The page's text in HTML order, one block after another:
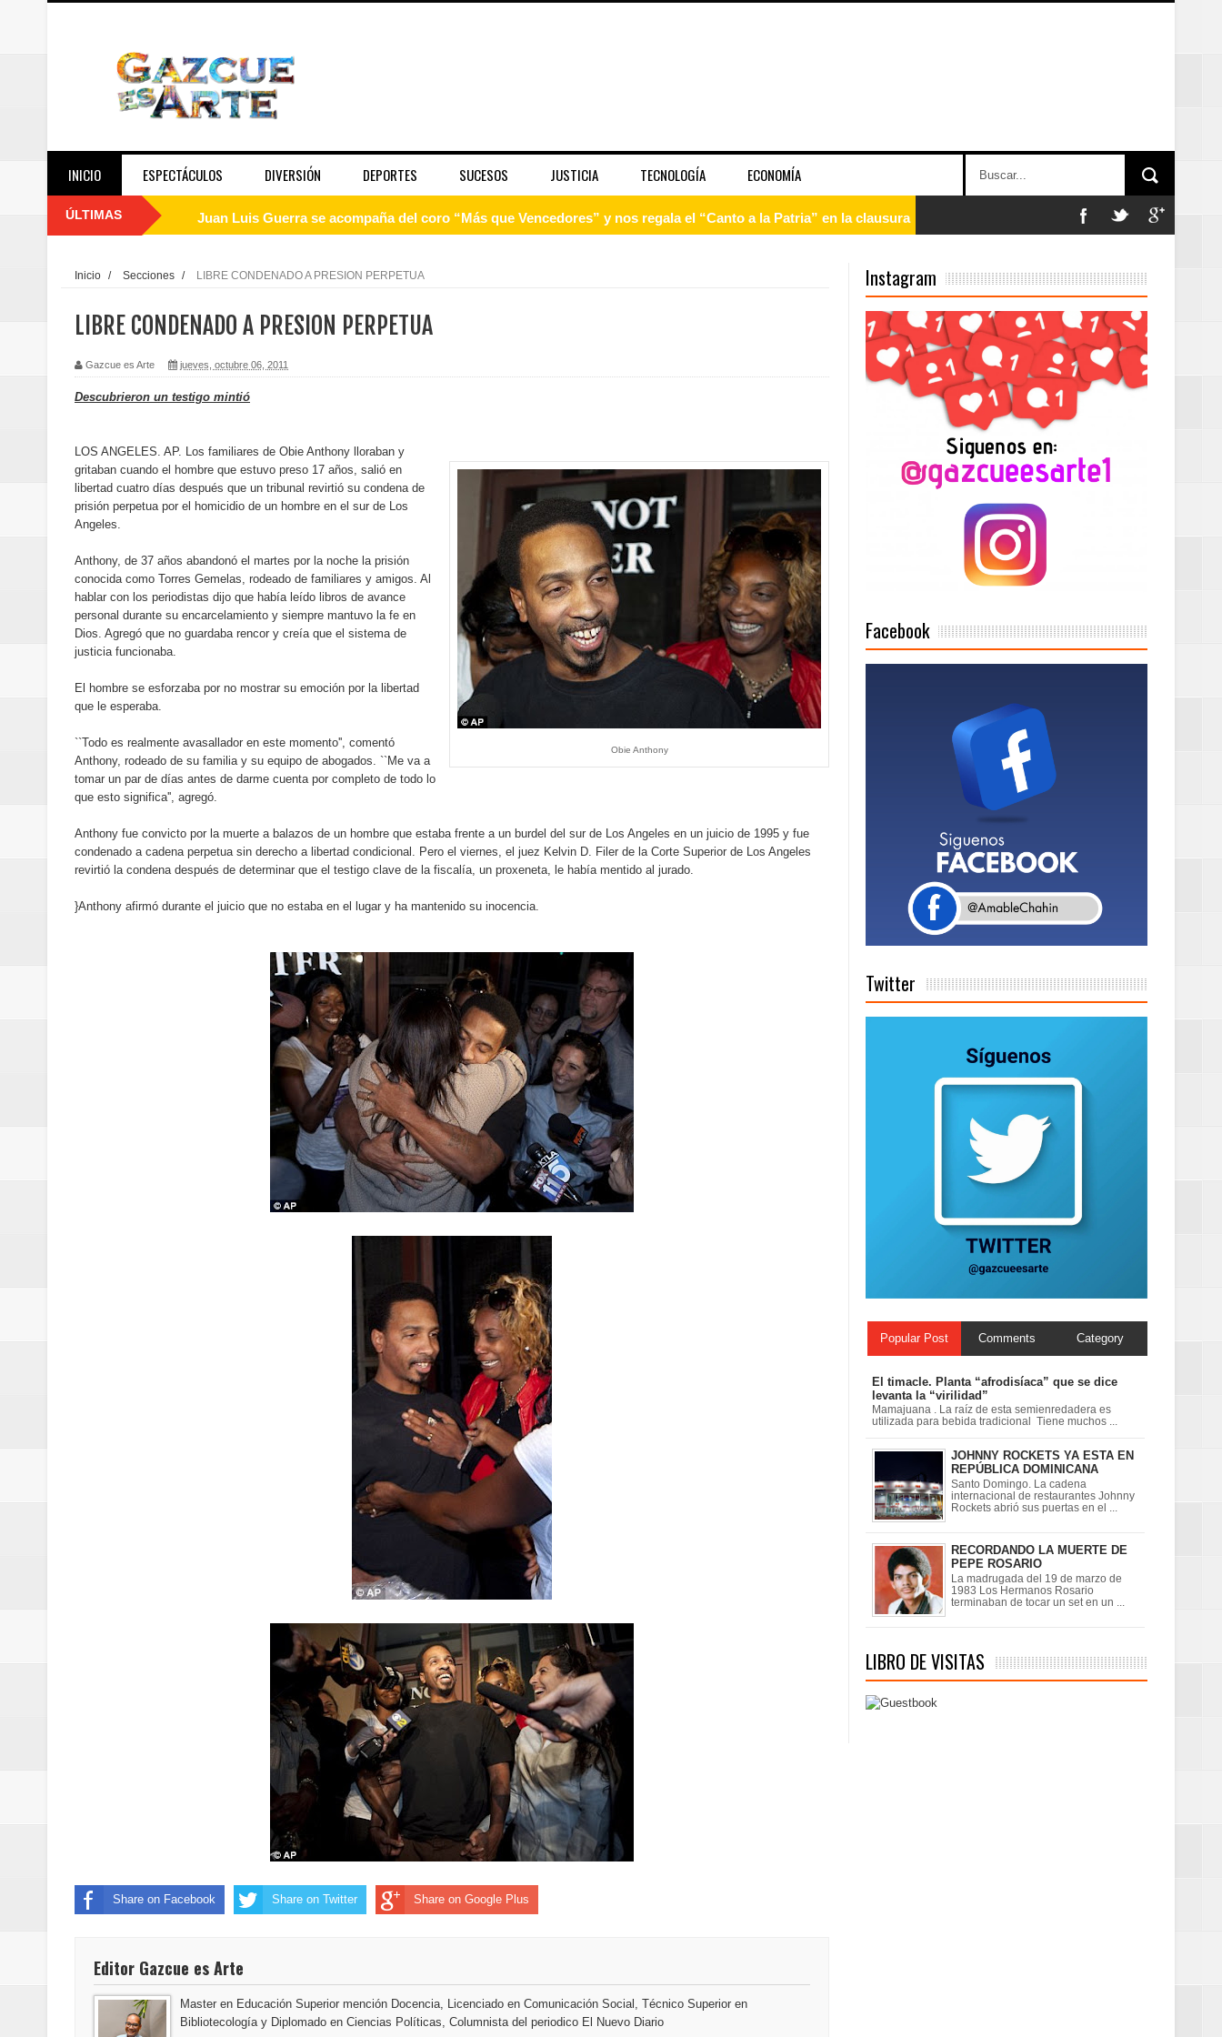
INICIO ESPECTÁCULOS DIVERSIÓN DEPORTES SUCESOS JUSTICIA TECNOLOGÍA ECONOMÍA
ÚLTIMAS Juan Luis Guerra se acompaña del coro “Más que Vencedores” y nos regala el “Canto a la Patria” en la clausura
Embajada dominicana en Francia y Banreservas lanzan convocatoria para residencias artísticas en París
Pavel Núñez y su Bipolarband deslumbran con una noche de fusiones e invitados de lujo en el Hard Rock Café
“Los Rechazados 2” llega a los cines impulsada por la franquicia dominicana más taquillera del 2025
Designan a Angelina Biviana Riveiro como vicepresidenta ejecutiva de Fiduciaria Reservas
Humano Seguros inaugura nueva localidad de Oficina Regional Este en La Romana
Banreservas destina RD$5,000 millones para emprendedoras en la segunda edición del Summit Mujer Pymes
Sexappeal celebra 25 años de trayectoria artística con nuevo álbum, renovación de su equipo y conciertos
Maridalia Hernández y El Canario se unen al regreso de Pavel Núñez y su “Bipolarband” a Hard Rock Café Santo
Domingo
Doctor Leonardo Aguilera afirma que Banreservas seguirá impulsando la seguridad alimentaria tras salida de RD
del mapa del hambre
Banreservas y sus filiales realizan en Santiago el segundo Foro del Ahorro y la Inversión “Reserva tu Capital”
Banreservas inaugura oficina en el Centro de Retención de Vehículos de Pedro Brand
SEPROI obtiene certificación ISO 37001 y se convierte en la primera empresa del sector con Sistema de Gestión
Antisoborno certificado
Humano Seguros transforma la emisión de pólizas con Inteligencia Artificial y reduce el proceso de días a
La Orquesta Sinfónica Nacional y el Coro Nacional Dominicano pondrán su sello a la Ceremonia Centenaria bajo
la batuta del maestro José Antonio Molina
Banreservas otorga financiamientos superiores a RD$117 millones en proyecto Nuevas Esperanzas
Euromoney reconoce a Banreservas como Mejor Banco del Caribe y le otorga cinco premios adicionales
Banreservas recibe nuevamente la máxima calificación crediticia AAA.do de Moody's Local RD con perspectiva
Inicio / Secciones / LIBRE CONDENADO A PRESION PERPETUA
LIBRE CONDENADO A PRESION PERPETUA
Gazcue es Arte jueves, octubre 06, 2011
Descubrieron un testigo mintió
Obie Anthony
LOS ANGELES. AP. Los familiares de Obie Anthony lloraban y
gritaban cuando el hombre que estuvo preso 17 años, salió en
libertad cuatro días después que un tribunal revirtió su condena de
prisión perpetua por el homicidio de un hombre en el sur de Los
Angeles.
Anthony, de 37 años abandonó el martes por la noche la prisión
conocida como Torres Gemelas, rodeado de familiares y amigos. Al
hablar con los periodistas dijo que había leído libros de avance
personal durante su encarcelamiento y siempre mantuvo la fe en
Dios. Agregó que no guardaba rencor y creía que el sistema de
justicia funcionaba.
El hombre se esforzaba por no mostrar su emoción por la libertad
que le esperaba.
``Todo es realmente avasallador en este momento'', comentó
Anthony, rodeado de su familia y su equipo de abogados. ``Me va a
tomar un par de días antes de darme cuenta por completo de todo lo
que esto significa'', agregó.
Anthony fue convicto por la muerte a balazos de un hombre que estaba frente a un burdel del sur de Los Angeles en un juicio de 1995 y fue
condenado a cadena perpetua sin derecho a libertad condicional. Pero el viernes, el juez Kelvin D. Filer de la Corte Superior de Los Angeles
revirtió la condena después de determinar que el testigo clave de la fiscalía, un proxeneta, le había mentido al jurado.
}Anthony afirmó durante el juicio que no estaba en el lugar y ha mantenido su inocencia.
Share on Facebook Share on Twitter Share on Google Plus
Editor Gazcue es Arte
Master en Educación Superior mención Docencia, Licenciado en Comunicación Social, Técnico Superior en
Bibliotecología y Diplomado en Ciencias Políticas, Columnista del periodico El Nuevo Diario
Instagram
Facebook
Twitter
Popular Post Comments Category
El timacle. Planta “afrodisíaca” que se dice
levanta la “virilidad”
Mamajuana . La raíz de esta semienredadera es
utilizada para bebida tradicional Tiene muchos ...
JOHNNY ROCKETS YA ESTA EN
REPÚBLICA DOMINICANA
Santo Domingo. La cadena
internacional de restaurantes Johnny
Rockets abrió sus puertas en el ...
RECORDANDO LA MUERTE DE
PEPE ROSARIO
La madrugada del 19 de marzo de
1983 Los Hermanos Rosario
terminaban de tocar un set en un ...
LIBRO DE VISITAS